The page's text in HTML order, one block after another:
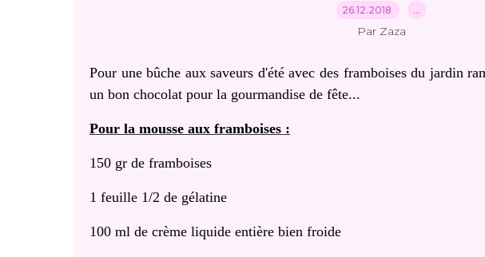
26.12.2018 …
Par Zaza
Pour une bûche aux saveurs d'été avec des framboises du jardin
un bon chocolat pour la gourmandise de fête...
Pour la mousse aux framboises :
150 gr de framboises
1 feuille 1/2 de gélatine
100 ml de crème liquide entière bien froide